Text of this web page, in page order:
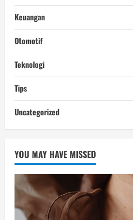
Keuangan
Otomotif
Teknologi
Tips
Uncategorized
YOU MAY HAVE MISSED